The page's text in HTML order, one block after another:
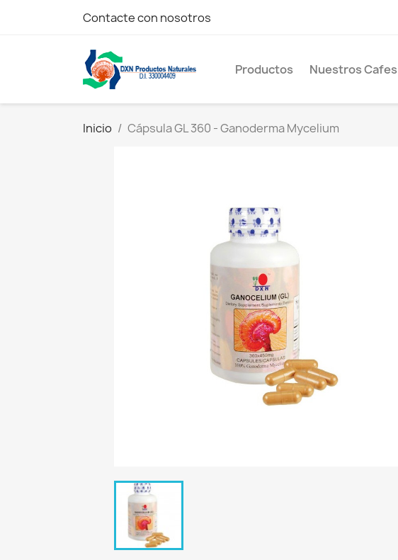
Contacte con nosotros
Productos Nuestros Cafes
Inicio Cápsula GL 360 - Ganoderma Mycelium